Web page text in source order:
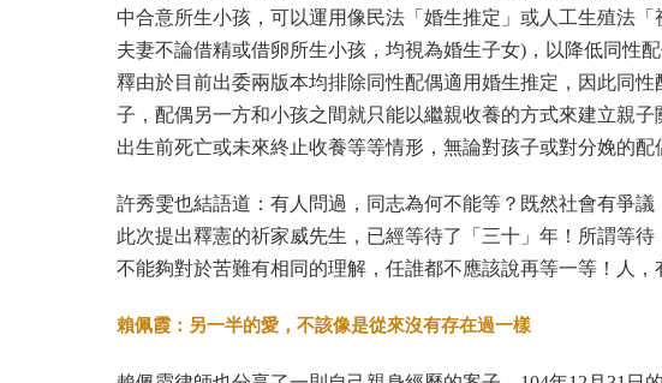
中合意所生小孩，可以運用像民法「 婚生推定」或人工生殖法
夫妻不論借精或借卵所生小孩， 均視為婚生子女)， 以降低同性
釋由於目前出委兩版本均排除同性配偶適用婚生推定， 因此同性
子， 配偶另一方和小孩之間就只能以繼親收養的方式來建立親子
出生前死亡或未來終止收養等等情形， 無論對孩子或對分娩的配
許秀雯也結語道：有人問過，同志為何不能等？既然社會有爭
此次提出釋憲的祈家威先生，已經等待了「三十」年！所謂等
不能夠對於苦難有相同的理解，任誰都不應該說再等一等！人，
賴佩霞：另一半的愛，不該像是從來沒有存在過一樣